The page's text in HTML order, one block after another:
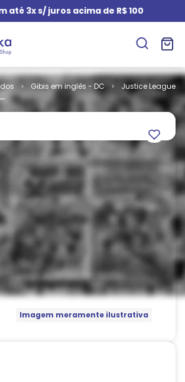
até 3x s/ juros acima de R$ 100
Gibis em inglês - DC
Justice League
Imagem meramente ilustrativa